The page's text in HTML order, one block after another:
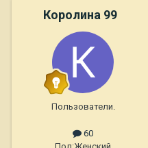
Королина 99
Пользователи.
60